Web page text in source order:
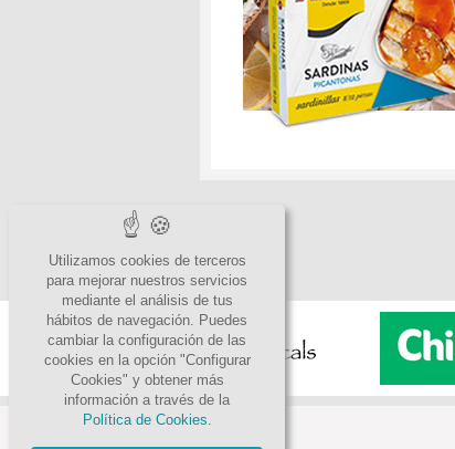
Utilizamos cookies de terceros
para mejorar nuestros servicios
mediante el análisis de tus
hábitos de navegación. Puedes
cambiar la configuración de las
cookies en la opción "Configurar
Cookies" y obtener más
información a través de la
Política de Cookies.